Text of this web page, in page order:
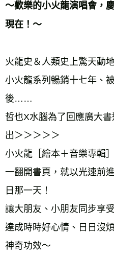
～歡樂的小火龍演唱會，
現在！～
火龍史＆人類史上驚天動
小火龍系列暢銷十七年、
後……
哲也X水腦為了回應廣大
出＞＞＞＞＞
小火龍［繪本＋音樂專輯
一翻開書頁，就以光速前
日那一天！
讓大朋友、小朋友同步享
達成時時好心情、日日沒
神奇功效～